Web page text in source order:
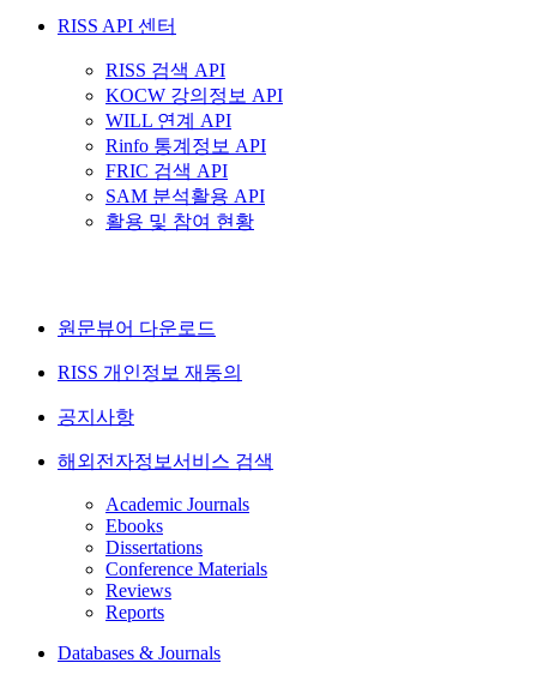
RISS API 센터
RISS 검색 API
KOCW 강의정보 API
WILL 연계 API
Rinfo 통계정보 API
FRIC 검색 API
SAM 분석활용 API
활용 및 참여 현황
원문뷰어 다운로드
RISS 개인정보 재동의
공지사항
해외전자정보서비스 검색
Academic Journals
Ebooks
Dissertations
Conference Materials
Reviews
Reports
Databases & Journals